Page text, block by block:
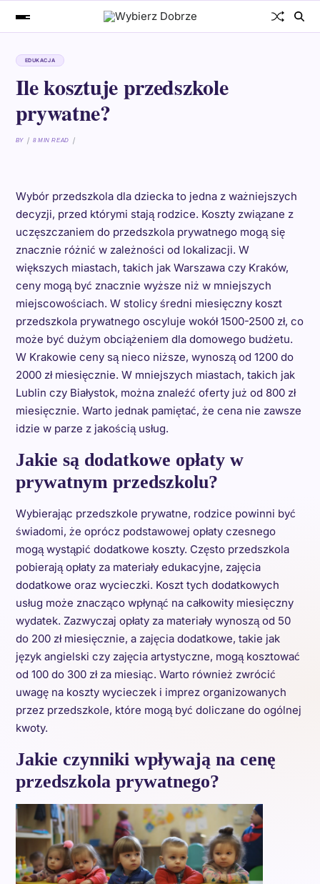
EDUKACJA
Ile kosztuje przedszkole
prywatne?
BY 8 MIN READ
Wybór przedszkola dla dziecka to jedna z ważniejszych
decyzji, przed którymi stają rodzice. Koszty związane z
uczęszczaniem do przedszkola prywatnego mogą się
znacznie różnić w zależności od lokalizacji. W
większych miastach, takich jak Warszawa czy Kraków,
ceny mogą być znacznie wyższe niż w mniejszych
miejscowościach. W stolicy średni miesięczny koszt
przedszkola prywatnego oscyluje wokół 1500-2500 zł, co
może być dużym obciążeniem dla domowego budżetu.
W Krakowie ceny są nieco niższe, wynoszą od 1200 do
2000 zł miesięcznie. W mniejszych miastach, takich jak
Lublin czy Białystok, można znaleźć oferty już od 800 zł
miesięcznie. Warto jednak pamiętać, że cena nie zawsze
idzie w parze z jakością usług.
Jakie są dodatkowe opłaty w
prywatnym przedszkolu?
Wybierając przedszkole prywatne, rodzice powinni być
świadomi, że oprócz podstawowej opłaty czesnego
mogą wystąpić dodatkowe koszty. Często przedszkola
pobierają opłaty za materiały edukacyjne, zajęcia
dodatkowe oraz wycieczki. Koszt tych dodatkowych
usług może znacząco wpłynąć na całkowity miesięczny
wydatek. Zazwyczaj opłaty za materiały wynoszą od 50
do 200 zł miesięcznie, a zajęcia dodatkowe, takie jak
język angielski czy zajęcia artystyczne, mogą kosztować
od 100 do 300 zł za miesiąc. Warto również zwrócić
uwagę na koszty wycieczek i imprez organizowanych
przez przedszkole, które mogą być doliczane do ogólnej
kwoty.
Jakie czynniki wpływają na cenę
przedszkola prywatnego?